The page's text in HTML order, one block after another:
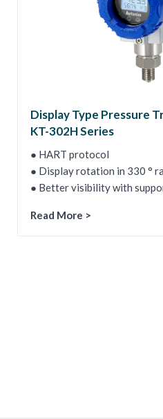
Display Type Pressure
KT-302H Series
● HART protocol
● Display rotation in 330 °
● Better visibility with
Read More >